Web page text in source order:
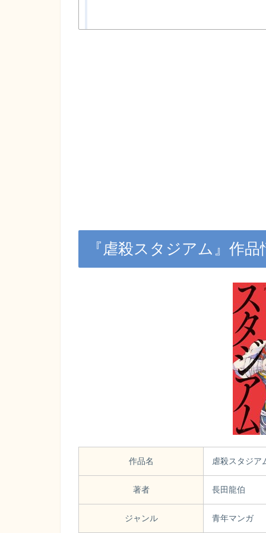
『虐殺スタジアム』作品
作品名 虐殺スタジア
著者 長田龍伯
ジャンル 青年マンガ